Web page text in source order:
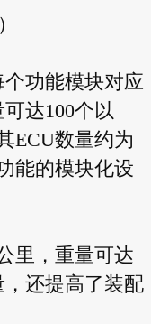
功能模块对应
达100个以
ECU数量约为
能的模块化设
里，重量可达
还提高了装配